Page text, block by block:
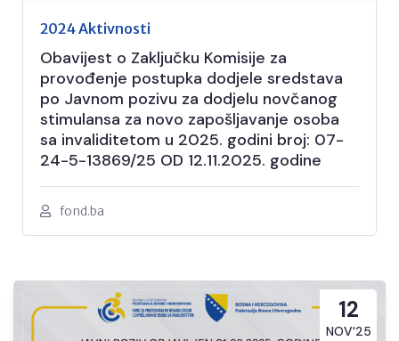
2024 Aktivnosti
Obavijest o Zaključku Komisije za
provođenje postupka dodjele sredstava
po Javnom pozivu za dodjelu novčanog
stimulansa za novo zapošljavanje osoba
sa invaliditetom u 2025. godini broj: 07-
24-5-13869/25 OD 12.11.2025. godine
fond.ba
12
NOV'25